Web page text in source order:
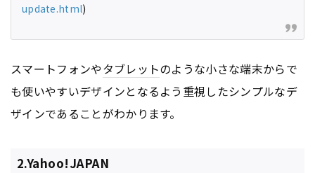
update.html)
スマートフォンやタブレットのような小さな端末からで
も使いやすいデザインとなるよう重視したシンプルなデ
ザインであることがわかります。
2.Yahoo!JAPAN